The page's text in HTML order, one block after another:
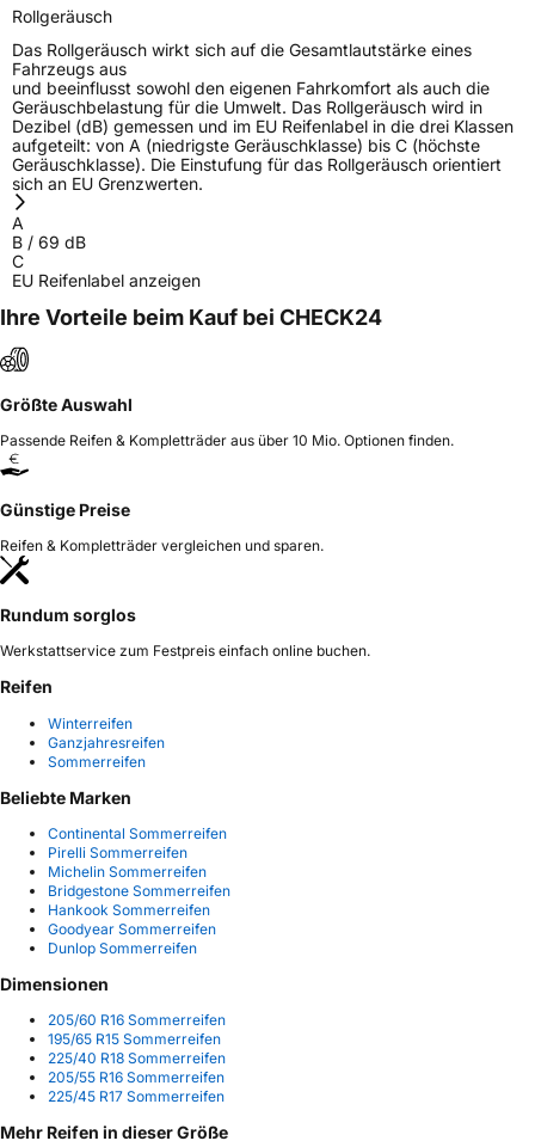
Rollgeräusch
Das Rollgeräusch wirkt sich auf die Gesamtlautstärke eines
Fahrzeugs aus
und beeinflusst sowohl den eigenen Fahrkomfort als auch die
Geräuschbelastung für die Umwelt. Das Rollgeräusch wird in
Dezibel (dB) gemessen und im EU Reifenlabel in die drei Klassen
aufgeteilt: von A (niedrigste Geräuschklasse) bis C (höchste
Geräuschklasse). Die Einstufung für das Rollgeräusch orientiert
sich an EU Grenzwerten.
A
B / 69 dB
C
EU Reifenlabel anzeigen
Ihre Vorteile beim Kauf bei CHECK24
Größte Auswahl
Passende Reifen & Kompletträder aus über 10 Mio. Optionen finden.
Günstige Preise
Reifen & Kompletträder vergleichen und sparen.
Rundum sorglos
Werkstattservice zum Festpreis einfach online buchen.
Reifen
Winterreifen
Ganzjahresreifen
Sommerreifen
Beliebte Marken
Continental Sommerreifen
Pirelli Sommerreifen
Michelin Sommerreifen
Bridgestone Sommerreifen
Hankook Sommerreifen
Goodyear Sommerreifen
Dunlop Sommerreifen
Dimensionen
205/60 R16 Sommerreifen
195/65 R15 Sommerreifen
225/40 R18 Sommerreifen
205/55 R16 Sommerreifen
225/45 R17 Sommerreifen
Mehr Reifen in dieser Größe